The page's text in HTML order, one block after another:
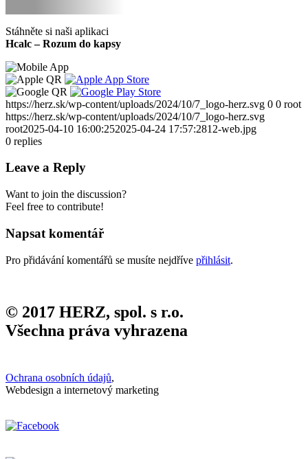
Stáhněte si naši aplikaci
Hcalc – Rozum do kapsy
https://herz.sk/wp-content/uploads/2024/10/7_logo-herz.svg 0 0 root
https://herz.sk/wp-content/uploads/2024/10/7_logo-herz.svg
root2025-04-10 16:00:252025-04-24 17:57:2812-web.jpg
0 replies
Leave a Reply
Want to join the discussion?
Feel free to contribute!
Napsat komentář
Pro přidávání komentářů se musíte nejdříve přihlásit.
© 2017 HERZ, spol. s r.o.
Všechna práva vyhrazena
Ochrana osobních údajů,
Webdesign a internetový marketing